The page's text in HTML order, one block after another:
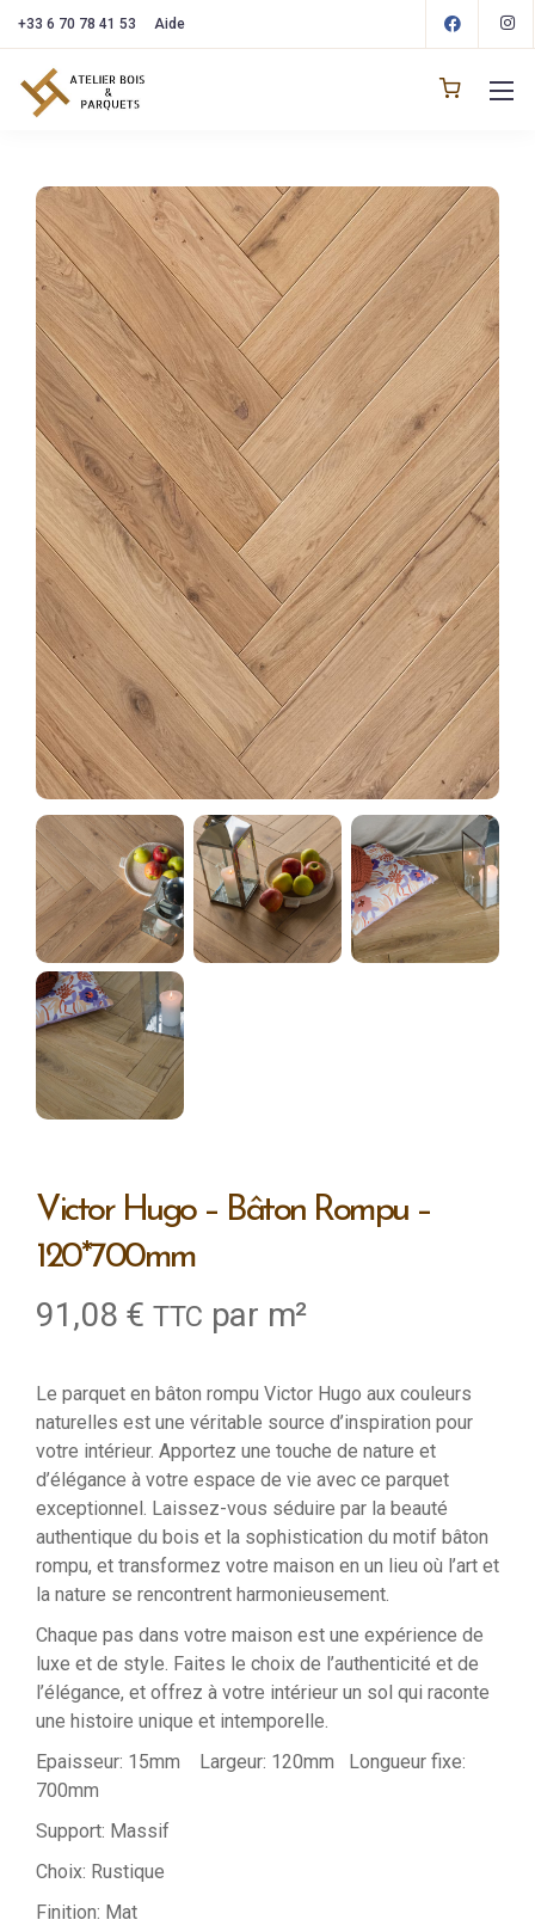
+33 6 70 78 41 53 Aide
Victor Hugo – Bâton Rompu –
120*700mm
91,08 € TTC par m²
Le parquet en bâton rompu Victor Hugo aux couleurs
naturelles est une véritable source d’inspiration pour
votre intérieur. Apportez une touche de nature et
d’élégance à votre espace de vie avec ce parquet
exceptionnel. Laissez-vous séduire par la beauté
authentique du bois et la sophistication du motif bâton
rompu, et transformez votre maison en un lieu où l’art et
la nature se rencontrent harmonieusement.
Chaque pas dans votre maison est une expérience de
luxe et de style. Faites le choix de l’authenticité et de
l’élégance, et offrez à votre intérieur un sol qui raconte
une histoire unique et intemporelle.
Epaisseur: 15mm Largeur: 120mm Longueur fixe:
700mm
Support: Massif
Choix: Rustique
Finition: Mat